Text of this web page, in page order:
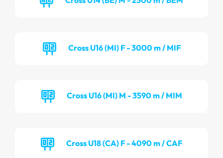
Cross U16 (MI) F - 3000 m / MIF
Cross U16 (MI) M - 3590 m / MIM
Cross U18 (CA) F - 4090 m / CAF